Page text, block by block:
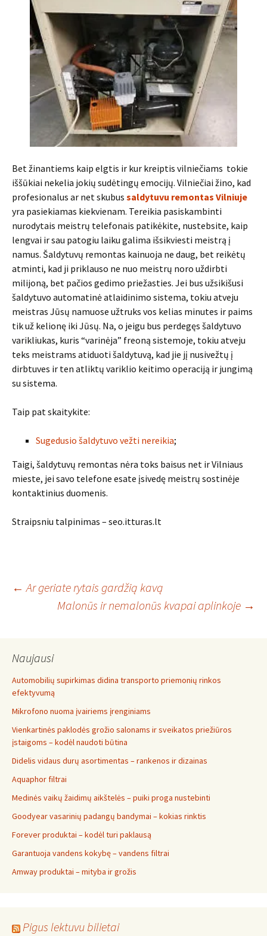
Bet žinantiems kaip elgtis ir kur kreiptis vilniečiams tokie
iššūkiai nekelia jokių sudėtingų emocijų. Vilniečiai žino, kad
profesionalus ar net skubus saldytuvu remontas Vilniuje
yra pasiekiamas kiekvienam. Tereikia pasiskambinti
nurodytais meistrų telefonais patikėkite, nustebsite, kaip
lengvai ir sau patogiu laiku galima išsikviesti meistrą į
namus. Šaldytuvų remontas kainuoja ne daug, bet reikėtų
atminti, kad ji priklauso ne nuo meistrų noro uždirbti
milijoną, bet pačios gedimo priežasties. Jei bus užsikišusi
šaldytuvo automatinė atlaidinimo sistema, tokiu atveju
meistras Jūsų namuose užtruks vos kelias minutes ir paims
tik už kelionę iki Jūsų. Na, o jeigu bus perdegęs šaldytuvo
varikliukas, kuris “varinėja” freoną sistemoje, tokiu atveju
teks meistrams atiduoti šaldytuvą, kad jie jį nusivežtų į
dirbtuves ir ten atliktų variklio keitimo operaciją ir jungimą
su sistema.
Taip pat skaitykite:
Sugedusio šaldytuvo vežti nereikia;
Taigi, šaldytuvų remontas nėra toks baisus net ir Vilniaus
mieste, jei savo telefone esate įsivedę meistrų sostinėje
kontaktinius duomenis.
Straipsniu talpinimas – seo.itturas.lt
Post
← Ar geriate rytais gardžią kavą
Malonūs ir nemalonūs kvapai aplinkoje →
Naujausi
Automobilių supirkimas didina transporto priemonių rinkos
efektyvumą
Mikrofono nuoma įvairiems įrenginiams
Vienkartinės paklodės grožio salonams ir sveikatos priežiūros
įstaigoms – kodėl naudoti būtina
Didelis vidaus durų asortimentas – rankenos ir dizainas
Aquaphor filtrai
Medinės vaikų žaidimų aikštelės – puiki proga nustebinti
Goodyear vasarinių padangų bandymai – kokias rinktis
Forever produktai – kodėl turi paklausą
Garantuoja vandens kokybę – vandens filtrai
Amway produktai – mityba ir grožis
Pigus lektuvu bilietai